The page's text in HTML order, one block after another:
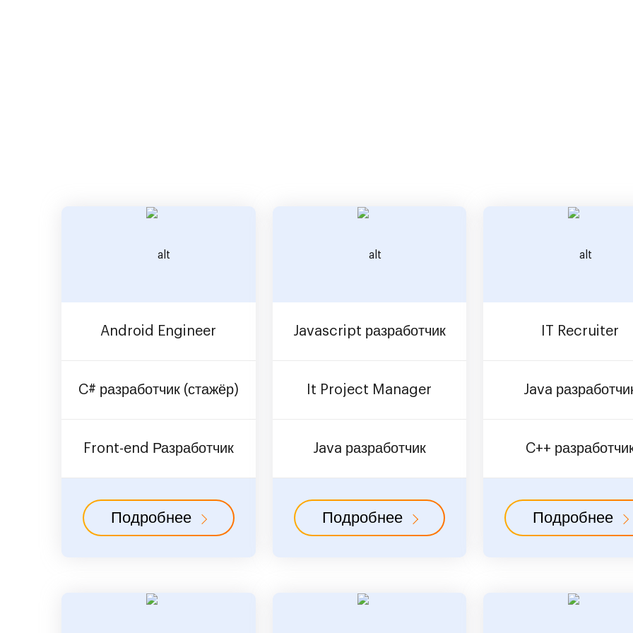
Android Engineer
C# разработчик (стажёр)
Front-end Разработчик
Подробнее
Javascript разработчик
It Project Manager
Java разработчик
Подробнее
IT Recruiter
Java
C++
Подробнее